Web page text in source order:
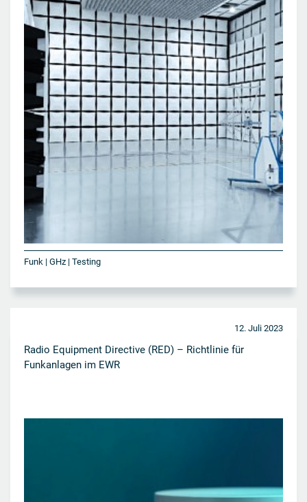
Funk | GHz | Testing
12. Juli 2023
Radio Equipment Directive (RED) – Richtlinie für
Funkanlagen im EWR